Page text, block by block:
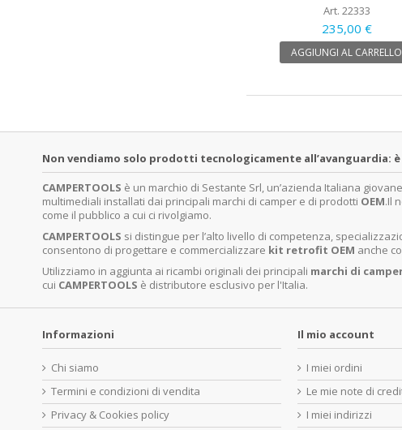
Art. 22333
235,00 €
AGGIUNGI AL CARRELLO
Non vendiamo solo prodotti tecnologicamente all’avanguardia:
CAMPERTOOLS è un marchio di Sestante Srl, un’azienda Italiana
multimediali installati dai principali marchi di camper e di prodotti OEM.Il
come il pubblico a cui ci rivolgiamo.
CAMPERTOOLS si distingue per l’alto livello di competenza,
consentono di progettare e commercializzare kit retrofit OEM anche
Utilizziamo in aggiunta ai ricambi originali dei principali marchi di
cui CAMPERTOOLS è distributore esclusivo per l'Italia.
Informazioni
Chi siamo
Termini e condizioni di vendita
Privacy & Cookies policy
Il mio account
I miei ordini
Le mie note di
I miei indirizzi